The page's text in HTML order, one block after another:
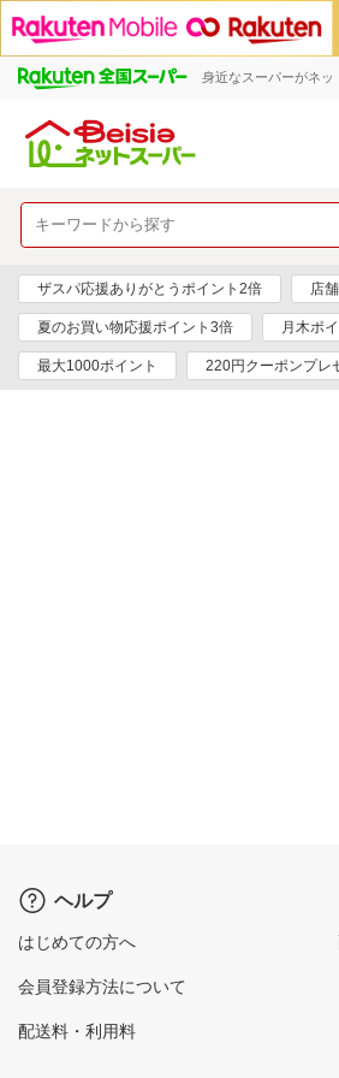
身近なスーパーがネッ
ザスパ応援ありがとうポイント2倍 店
夏のお買い物応援ポイント3倍 月木ポ
最大1000ポイント 220円クーポンプレ
ヘルプ
はじめての方へ
会員登録方法について
配送料・利用料